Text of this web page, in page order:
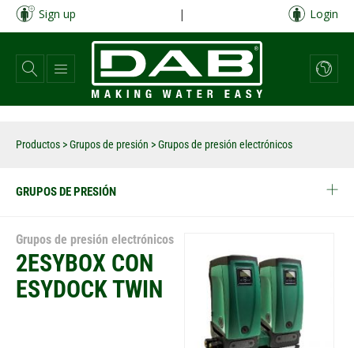
Pasar
contenido
principal
Sign up | Login
Productos >Grupos de presión > Grupos de presión electrónicos
GRUPOS DE PRESIÓN
Grupos de presión electrónicos
2ESYBOX CON
ESYDOCK TWIN